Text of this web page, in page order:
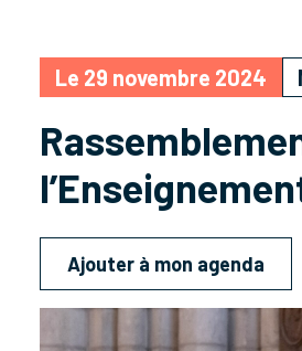
Le 29 novembre 2024
Ajouter à mon agenda